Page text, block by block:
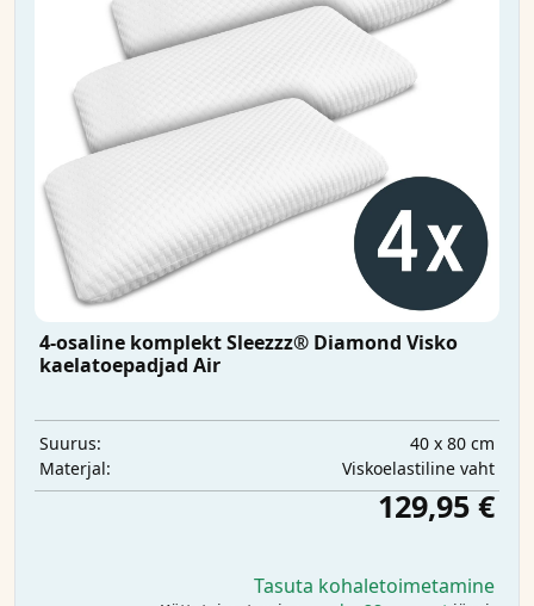
4-osaline komplekt Sleezzz® Diamond Visko
kaelatoepadjad Air
Suurus:
40 x 80 cm
Materjal:
Viskoelastiline vaht
129,95 €
Tasuta kohaletoimetamine